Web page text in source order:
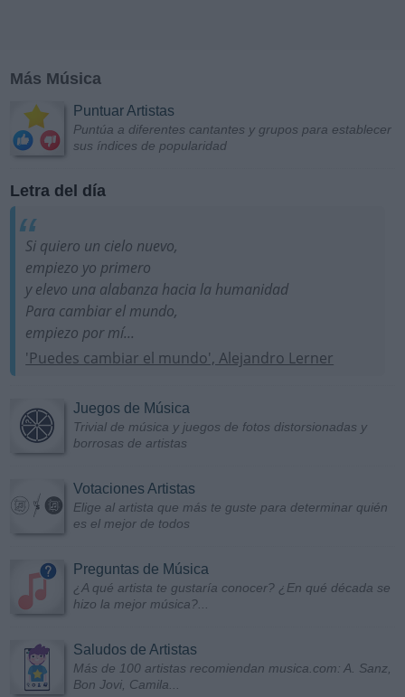
Más Música
Puntuar Artistas
Puntúa a diferentes cantantes y grupos para establecer
sus índices de popularidad
Letra del día
Si quiero un cielo nuevo,
empiezo yo primero
y elevo una alabanza hacia la humanidad
Para cambiar el mundo,
empiezo por mí...
'Puedes cambiar el mundo', Alejandro Lerner
Juegos de Música
Trivial de música y juegos de fotos distorsionadas y
borrosas de artistas
Votaciones Artistas
Elige al artista que más te guste para determinar quién
es el mejor de todos
Preguntas de Música
¿A qué artista te gustaría conocer? ¿En qué década se
hizo la mejor música?...
Saludos de Artistas
Más de 100 artistas recomiendan musica.com: A. Sanz,
Bon Jovi, Camila...